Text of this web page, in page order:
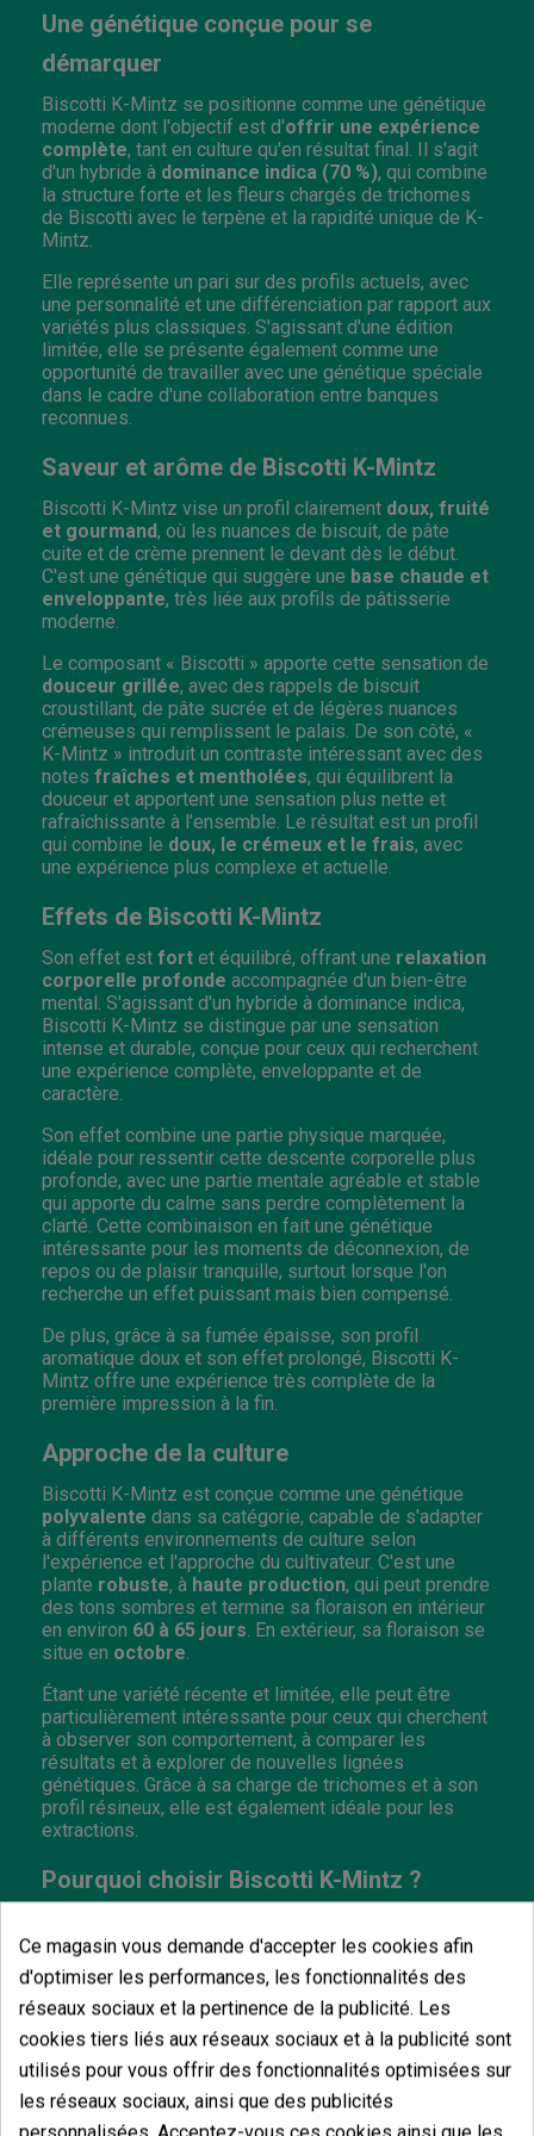
Une génétique conçue pour se
démarquer
Biscotti K-Mintz se positionne comme une génétique
moderne dont l'objectif est d'offrir une expérience
complète, tant en culture qu'en résultat final. Il s'agit
d'un hybride à dominance indica (70 %), qui combine
la structure forte et les fleurs chargés de trichomes
de Biscotti avec le terpène et la rapidité unique de K-
Mintz.
Elle représente un pari sur des profils actuels, avec
une personnalité et une différenciation par rapport aux
variétés plus classiques. S'agissant d'une édition
limitée, elle se présente également comme une
opportunité de travailler avec une génétique spéciale
dans le cadre d'une collaboration entre banques
reconnues.
Saveur et arôme de Biscotti K-Mintz
Biscotti K-Mintz vise un profil clairement doux, fruité
et gourmand, où les nuances de biscuit, de pâte
cuite et de crème prennent le devant dès le début.
C'est une génétique qui suggère une base chaude et
enveloppante, très liée aux profils de pâtisserie
moderne.
Le composant « Biscotti » apporte cette sensation de
douceur grillée, avec des rappels de biscuit
croustillant, de pâte sucrée et de légères nuances
crémeuses qui remplissent le palais. De son côté, «
K-Mintz » introduit un contraste intéressant avec des
notes fraîches et mentholées, qui équilibrent la
douceur et apportent une sensation plus nette et
rafraîchissante à l'ensemble. Le résultat est un profil
qui combine le doux, le crémeux et le frais, avec
une expérience plus complexe et actuelle.
Effets de Biscotti K-Mintz
Son effet est fort et équilibré, offrant une relaxation
corporelle profonde accompagnée d'un bien-être
mental. S'agissant d'un hybride à dominance indica,
Biscotti K-Mintz se distingue par une sensation
intense et durable, conçue pour ceux qui recherchent
une expérience complète, enveloppante et de
caractère.
Son effet combine une partie physique marquée,
idéale pour ressentir cette descente corporelle plus
profonde, avec une partie mentale agréable et stable
qui apporte du calme sans perdre complètement la
clarté. Cette combinaison en fait une génétique
intéressante pour les moments de déconnexion, de
repos ou de plaisir tranquille, surtout lorsque l'on
recherche un effet puissant mais bien compensé.
De plus, grâce à sa fumée épaisse, son profil
aromatique doux et son effet prolongé, Biscotti K-
Mintz offre une expérience très complète de la
première impression à la fin.
Approche de la culture
Biscotti K-Mintz est conçue comme une génétique
polyvalente dans sa catégorie, capable de s'adapter
à différents environnements de culture selon
l'expérience et l'approche du cultivateur. C'est une
plante robuste, à haute production, qui peut prendre
des tons sombres et termine sa floraison en intérieur
en environ 60 à 65 jours . En extérieur, sa floraison se
situe en octobre
Étant une variété récente et limitée, elle peut être
particulièrement intéressante pour ceux qui cherchent
à observer son comportement, à comparer les
résultats et à explorer de nouvelles lignées
génétiques. Grâce à sa charge de trichomes et à son
profil résineux, elle est également idéale pour les
extractions.
Pourquoi choisir Biscotti K-Mintz ?
limitée : c'est une collaboration créée pour ceux qui
vivent la culture et la culture cannabique comme
quelque chose de plus qu'un achat ponctuel. Cette
édition unit le travail génétique de Ripper Seeds à la
vision de GB The Green Brand, donnant forme à un
pack soigné dans les moindres détails, avec une
présentation premium, des accessoires inclus et une
identité conçue pour se démarquer dans le catalogue.
Ce magasin vous demande d'accepter les cookies afin
d'optimiser les performances, les fonctionnalités des
réseaux sociaux et la pertinence de la publicité. Les
cookies tiers liés aux réseaux sociaux et à la publicité sont
utilisés pour vous offrir des fonctionnalités optimisées sur
les réseaux sociaux, ainsi que des publicités